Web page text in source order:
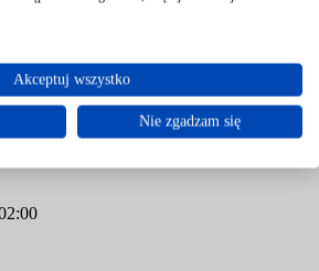
czy obrotowy – jakie są
w zależności od
Akceptuj wszystko
Nie zgadzam się